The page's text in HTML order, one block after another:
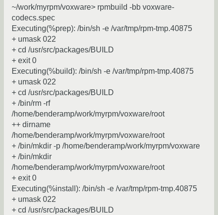
~/work/myrpm/voxware> rpmbuild -bb voxware-
codecs.spec
Executing(%prep): /bin/sh -e /var/tmp/rpm-tmp.40875
+ umask 022
+ cd /usr/src/packages/BUILD
+ exit 0
Executing(%build): /bin/sh -e /var/tmp/rpm-tmp.40875
+ umask 022
+ cd /usr/src/packages/BUILD
+ /bin/rm -rf
/home/benderamp/work/myrpm/voxware/root
++ dirname
/home/benderamp/work/myrpm/voxware/root
+ /bin/mkdir -p /home/benderamp/work/myrpm/voxware
+ /bin/mkdir
/home/benderamp/work/myrpm/voxware/root
+ exit 0
Executing(%install): /bin/sh -e /var/tmp/rpm-tmp.40875
+ umask 022
+ cd /usr/src/packages/BUILD